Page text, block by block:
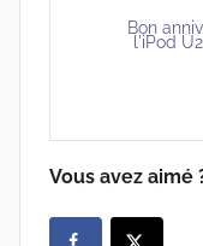
Bon
l'iPod
Vous avez aimé